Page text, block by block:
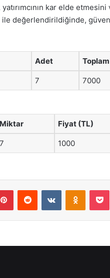
kar elde
değerlendirildiğinde,
Adet
7 7000
Miktar Fiyat (TL)
7 1000
PinterestReddit VKontakte